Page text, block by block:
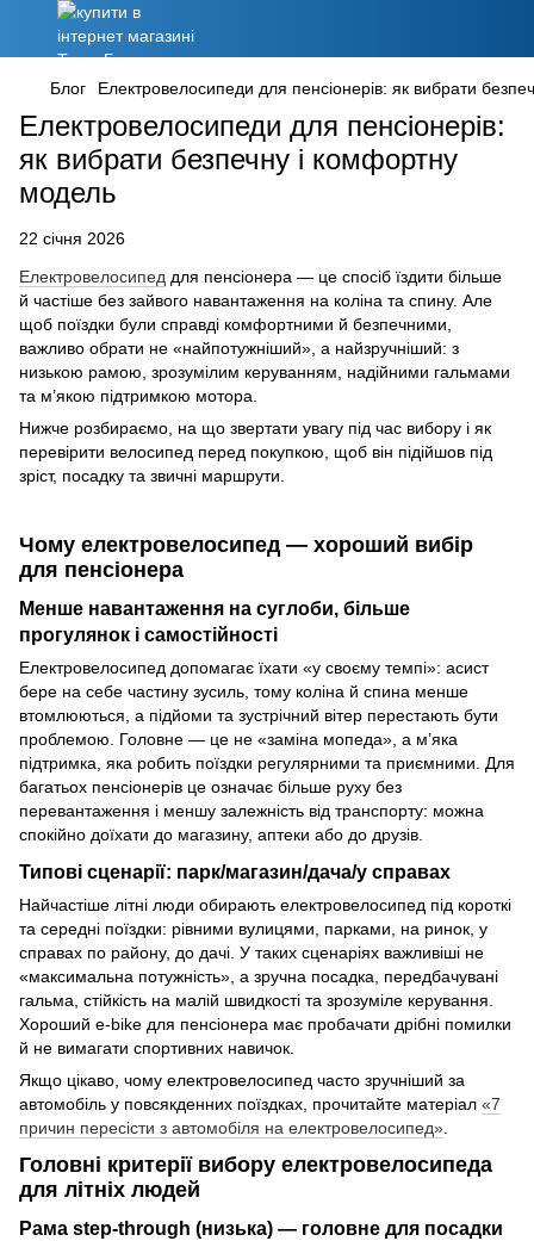
Блог Електровелосипеди для пенсіонерів: як вибрати
Електровелосипеди для пенсіонерів:
як вибрати безпечну і комфортну
модель
22 січня 2026
Електровелосипед для пенсіонера — це спосіб їздити більше
й частіше без зайвого навантаження на коліна та спину. Але
щоб поїздки були справді комфортними й безпечними,
важливо обрати не «найпотужніший», а найзручніший: з
низькою рамою, зрозумілим керуванням, надійними гальмами
та м’якою підтримкою мотора.
Нижче розбираємо, на що звертати увагу під час вибору і як
перевірити велосипед перед покупкою, щоб він підійшов під
зріст, посадку та звичні маршрути.
Чому електровелосипед — хороший вибір
для пенсіонера
Менше навантаження на суглоби, більше
прогулянок і самостійності
Електровелосипед допомагає їхати «у своєму темпі»: асист
бере на себе частину зусиль, тому коліна й спина менше
втомлюються, а підйоми та зустрічний вітер перестають бути
проблемою. Головне — це не «заміна мопеда», а м’яка
підтримка, яка робить поїздки регулярними та приємними. Для
багатьох пенсіонерів це означає більше руху без
перевантаження і меншу залежність від транспорту: можна
спокійно доїхати до магазину, аптеки або до друзів.
Типові сценарії: парк/магазин/дача/у справах
Найчастіше літні люди обирають електровелосипед під короткі
та середні поїздки: рівними вулицями, парками, на ринок, у
справах по району, до дачі. У таких сценаріях важливіші не
«максимальна потужність», а зручна посадка, передбачувані
гальма, стійкість на малій швидкості та зрозуміле керування.
Хороший e-bike для пенсіонера має пробачати дрібні помилки
й не вимагати спортивних навичок.
Якщо цікаво, чому електровелосипед часто зручніший за
автомобіль у повсякденних поїздках, прочитайте матеріал «7
причин пересісти з автомобіля на електровелосипед»
Головні критерії вибору електровелосипеда
для літніх людей
Рама step-through (низька) — головне для посадки